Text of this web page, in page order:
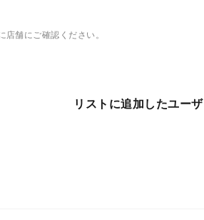
舗にご確認ください。
リストに追加したユーザ